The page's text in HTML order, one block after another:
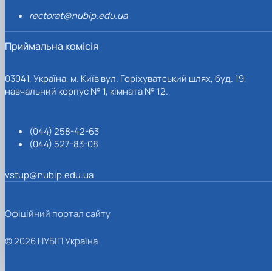
rectorat@nubip.edu.ua
Приймальна комісія
03041, Україна, м. Київ вул. Горіхуватський шлях, буд. 19,
навчальний корпус № 1, кімната № 12.
(044) 258-42-63
(044) 527-83-08
vstup@nubip.edu.ua
Офіційний портал сайту
© 2026 НУБІП Україна